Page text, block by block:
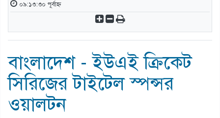
০৯:১৩:৩০ পূর্বাহ্ন
বাংলাদেশ - ইউএই ক্রিকেট
সিরিজের টাইটেল স্পন্সর
ওয়ালটন